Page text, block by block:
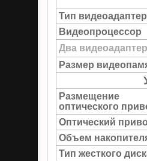
Тип
Видеопроцессор
Два
Размер
Размещение
оптического
Оптический
Объем
Тип жесткого